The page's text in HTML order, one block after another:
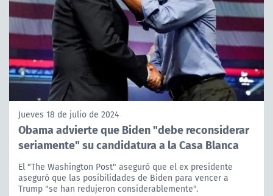
Jueves 18 de julio de 2024
Obama advierte que Biden "debe reconsiderar
seriamente" su candidatura a la Casa Blanca
El "The Washington Post" aseguró que el ex presidente
aseguró que las posibilidades de Biden para vencer a
Trump "se han redujeron considerablemente".